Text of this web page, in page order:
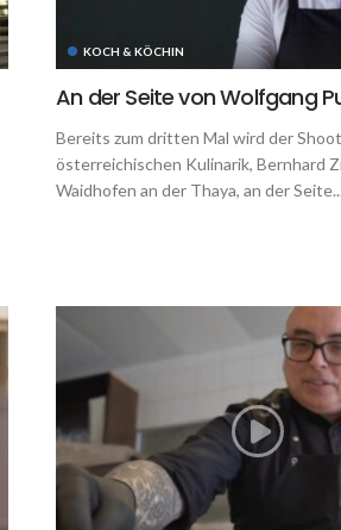
KOCH & KÖCHIN
An der Seite von Wolfgang
Bereits zum dritten Mal wird der
österreichischen Kulinarik, Bernhard
Waidhofen an der Thaya, an der Seite...